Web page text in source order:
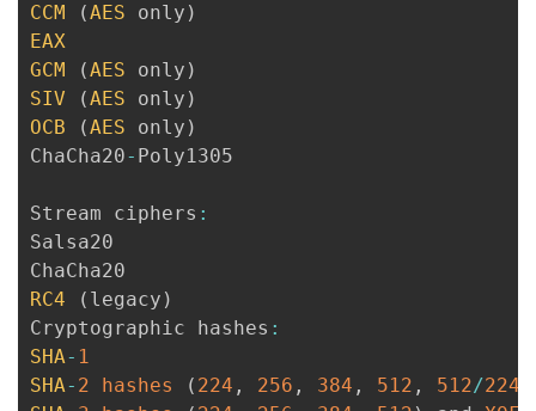
CCM
(AES only )
EAX
GCM
(AES only )
SIV
(AES only )
OCB
(AES only )
ChaCha20- Poly1305
Stream ciphers :
Salsa20
RC4
( legacy )
Cryptographic hashes :
SHA- 1
SHA- 2 hashes ( 224 , 256 , 384 , 512 , 512/224